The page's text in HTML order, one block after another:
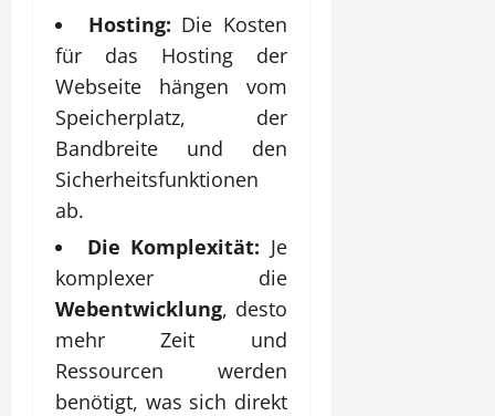
Hosting: Die Kosten
für das Hosting der
Webseite hängen vom
Speicherplatz, der
Bandbreite und den
Sicherheitsfunktionen
ab.
Die Komplexität: Je
komplexer die
Webentwicklung, desto
mehr Zeit und
Ressourcen werden
benötigt, was sich direkt